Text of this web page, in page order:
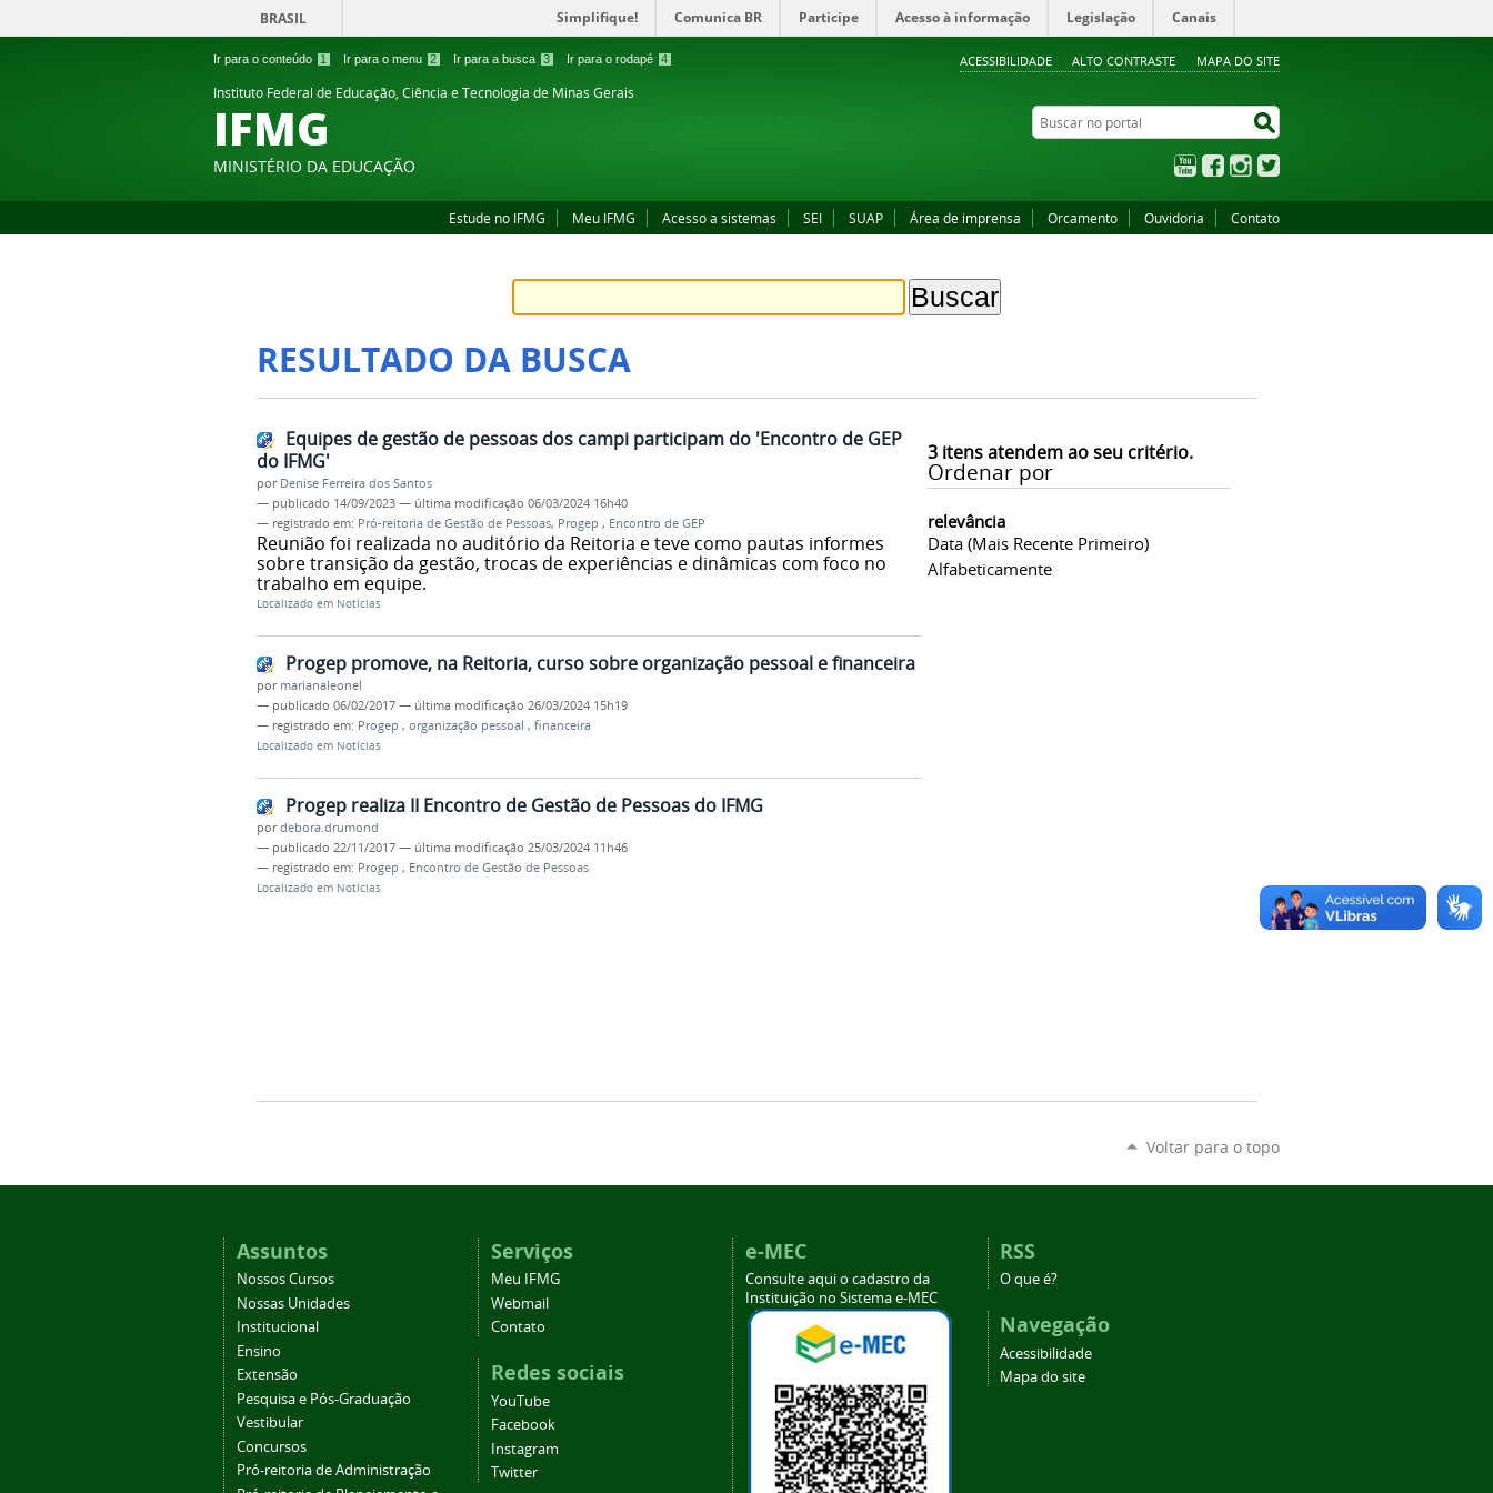
Ir para o conteúdo 1 Ir para o menu 2 Ir para a busca 3 Ir para o rodapé 4 ACESSIBILIDADE ALTO CONTRASTE MAPA DO SITE
BRASIL Simplifique! Comunica BR Participe Acesso à informação Legislação Canais
Instituto Federal de Educação, Ciência e Tecnologia de Minas Gerais
IFMG
MINISTÉRIO DA EDUCAÇÃO
Buscar no portal
YouTubeFacebookInstagram
Estude no IFMG Meu IFMG Acesso a sistemas SEI SUAP Área de imprensa Orcamento Ouvidoria Contato
RESULTADO DA BUSCA
3itens atendem ao seu critério.
Ordenar por
relevância
Data (mais Recente Primeiro)
Alfabeticamente
Equipes de gestão de pessoas dos campi participam do 'Encontro de GEP
do IFMG'
por Denise Ferreira dos Santos
— publicado 14/09/2023 — última modificação 06/03/2024 16h40
— registrado em: Pró-reitoria de Gestão de Pessoas, Progep , Encontro de GEP
Reunião foi realizada no auditório da Reitoria e teve como pautas informes
sobre transição da gestão, trocas de experiências e dinâmicas com foco no
trabalho em equipe.
Localizado em Notícias
Progep promove, na Reitoria, curso sobre organização pessoal e financeira
por marianaleonel
— publicado 06/02/2017 — última modificação 26/03/2024 15h19
— registrado em: Progep , organização pessoal , financeira
Localizado em Notícias
Progep realiza II Encontro de Gestão de Pessoas do IFMG
pordebora.drumond
— publicado 22/11/2017 — última modificação 25/03/2024 11h46
— registrado em: Progep , Encontro de Gestão de Pessoas
Localizado em Notícias
Voltar para o topo
Assuntos
Nossos Cursos
Nossas Unidades
Institucional
Ensino
Extensão
Pesquisa e Pós-Graduação
Vestibular
Concursos
Pró-reitoria de Administração
Serviços
Meu IFMG
Webmail
Contato
Redes sociais
YouTube
Facebook
Instagram
Twitter
e-MEC
Consulte aqui o cadastro da
Instituição no Sistema e-MEC
RSS
O que é?
Navegação
Acessibilidade
Mapa do site